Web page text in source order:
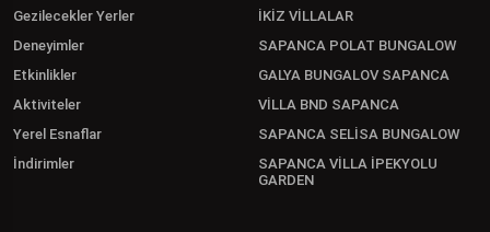
Gezilecekler Yerler
Deneyimler
Etkinlikler
Aktiviteler
Yerel Esnaflar
İndirimler
İKİZ VİLLALAR
SAPANCA POLAT BUNGALOW
GALYA BUNGALOV SAPANCA
VİLLA BND SAPANCA
SAPANCA SELİSA BUNGALOW
SAPANCA VİLLA İPEKYOLU
GARDEN